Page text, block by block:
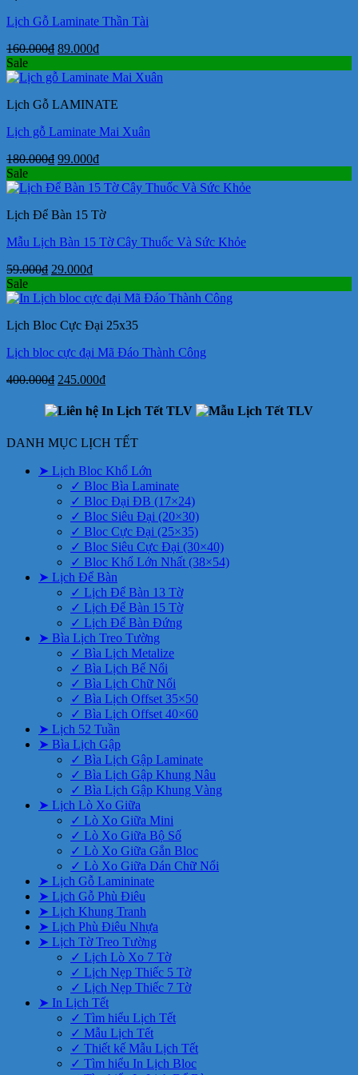
Lịch Gỗ Laminate Thần Tài
160.000₫ Giá
là:
89.000₫Giá
tại
89.000₫.
Sale
Lịch Gỗ LAMINATE
Lịch gỗ Laminate Mai Xuân
180.000₫ Giá
là:
99.000₫Giá
tại
99.000₫.
Sale
Lịch Để Bàn 15 Tờ
Mẫu Lịch Bàn 15 Tờ Cây Thuốc Và Sức Khỏe
59.000₫ Giá
là:
29.000₫Giá
tại
29.000₫.
Sale
Lịch Bloc Cực Đại 25x35
Lịch bloc cực đại Mã Đáo Thành Công
400.000₫ Giá
là:
400.000₫.
245.000₫Giá
tại
245.000₫.
DANH MỤC LỊCH TẾT
➤ Lịch Bloc Khổ Lớn
✓ Bloc Bìa Laminate
✓ Bloc Đại ĐB (17×24)
✓ Bloc Siêu Đại (20×30)
✓ Bloc Cực Đại (25×35)
✓ Bloc Siêu Cực Đại (30×40)
✓ Bloc Khổ Lớn Nhất (38×54)
➤ Lịch Để Bàn
✓ Lịch Để Bàn 13 Tờ
✓ Lịch Để Bàn 15 Tờ
✓ Lịch Để Bàn Đứng
➤ Bìa Lịch Treo Tường
✓ Bìa Lịch Metalize
✓ Bìa Lịch Bế Nổi
✓ Bìa Lịch Chữ Nổi
✓ Bìa Lịch Offset 35×50
✓ Bìa Lịch Offset 40×60
➤ Lịch 52 Tuần
➤ Bìa Lịch Gập
✓ Bìa Lịch Gập Laminate
✓ Bìa Lịch Gập Khung Nâu
✓ Bìa Lịch Gập Khung Vàng
➤ Lịch Lò Xo Giữa
✓ Lò Xo Giữa Mini
✓ Lò Xo Giữa Bộ Số
✓ Lò Xo Giữa Gắn Bloc
✓ Lò Xo Giữa Dán Chữ Nổi
➤ Lịch Gỗ Lamininate
➤ Lịch Gỗ Phù Điêu
➤ Lịch Khung Tranh
➤ Lịch Phù Điêu Nhựa
➤ Lịch Tờ Treo Tường
✓ Lịch Lò Xo 7 Tờ
✓ Lịch Nẹp Thiếc 5 Tờ
✓ Lịch Nẹp Thiếc 7 Tờ
➤ In Lịch Tết
✓ Tìm hiểu Lịch Tết
✓ Mẫu Lịch Tết
✓ Thiết kế Mẫu Lịch Tết
✓ Tìm hiểu In Lịch Bloc